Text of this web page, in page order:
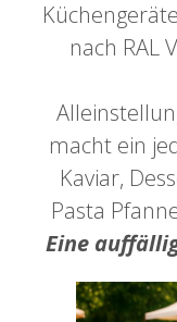
nach RAL
macht ein
Kaviar,
Pasta
Eine